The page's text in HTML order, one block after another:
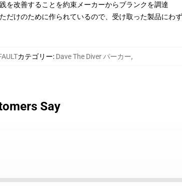
を改善することを約束メーカーからブランクを調達
けのために作られているので、受け取った製品にわ
カテゴリー: Dave The Diver パーカー,
Say